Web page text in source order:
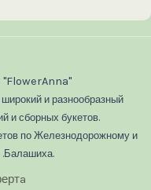
и разнообразный
и сборных букетов.
по Железнодорожному и